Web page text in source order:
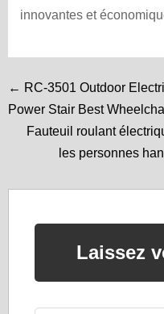
innovantes et
← RC-3501 Outdoor
Power Stair Best
Fauteuil roulant
les personnes
Laissez